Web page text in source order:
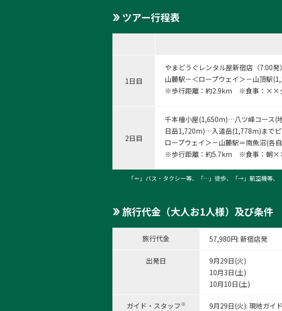
ツアー行程表
1日目
やまどうぐレンタル屋新宿店 （7:00
山麓駅－＜ロープウェイ＞－山頂
※歩行距離：約2.9km ※食事：××
2日目
千本檜小屋(1,650m)…八ツ峰コー
日岳1,720m)…入道岳(1,778m)まで
ロープウェイ＞－山麓駅＝南魚沼(各
※歩行距離：約5.7km ※食事：朝
「＝」バス・タクシー等、「…」徒歩、「→」航空機等、
旅行代金（大人お1人様）及び条件
旅行代金 57,980円: 新宿店発
出発日
9月29日(火)
10月3日(土)
10月10日(土)
ガイド・スタッフ ※
9月29日(火): 現地ガイ